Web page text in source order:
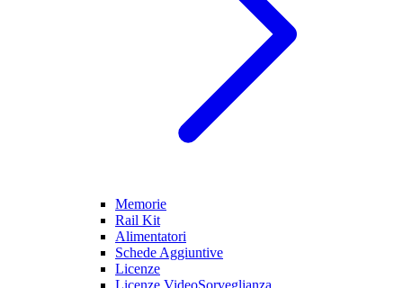
Memorie
Rail Kit
Alimentatori
Schede Aggiuntive
Licenze
Licenze VideoSorveglianza